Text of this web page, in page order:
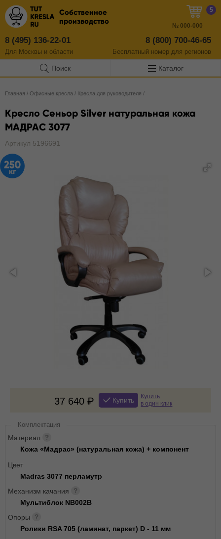
Собственное
производство
8 (495) 136-22-01
Для Москвы и области
8 (800) 700-46-65
Бесплатный номер для регионов
5
№ 000-000
Поиск Каталог
Главная / Офисные кресла / Кресла для руководителя /
Кресло Сеньор Silver натуральная кожа
МАДРАС 3077
Артикул 5196691
37 640 Купить
Купить
в один клик
Комплектация
Материал
Кожа «Мадрас» (натуральная кожа) + компонент
Цвет
Madras 3077 перламутр
Механизм качания
Мультиблок NB002B
Опоры
Ролики RSA 705 (ламинат, паркет) D - 11 мм